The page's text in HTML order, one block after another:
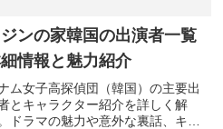
ンの家韓国の出演者一覧
情報と魅力紹介
ム女子高探偵団（韓国）の主要出
とキャラクター紹介を詳しく解
ドラマの魅力や意外な裏話、キャ